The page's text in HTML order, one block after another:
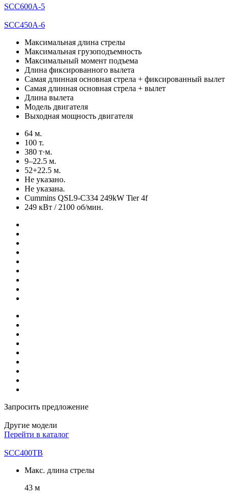
SCC600A-5
SCC450A-6
Максимальная длина стрелы
Максимальная грузоподъемность
Максимальный момент подъема
Длина фиксированного вылета
Самая длинная основная стрела + фиксированный вылет
Самая длинная основная стрела + вылет
Длина вылета
Модель двигателя
Выходная мощность двигателя
64 м.
100 т.
380 т·м.
9–22.5 м.
52+22.5 м.
Не указано.
Не указана.
Cummins QSL9-C334 249kW Tier 4f
249 кВт / 2100 об/мин.
Запросить предложение
Другие модели
Перейти в каталог
SCC400TB
Макс. длина стрелы
43 м